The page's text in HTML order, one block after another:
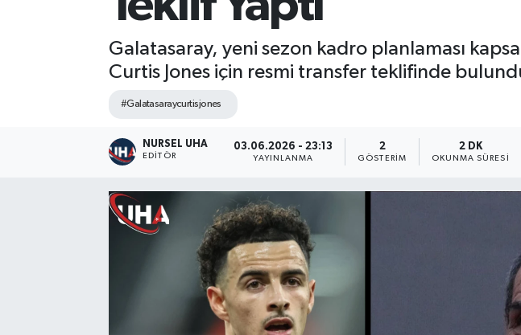
Galatasaray, yeni sezon kadro planlaması
Curtis Jones için resmi transfer teklifinde
#Galatasaraycurtisjones
NURSEL UHA
EDITÖR
03.06.2026 - 23:13
YAYINLANMA
2
GÖSTERIM
2 DK
OKUNMA SÜRESI
Tüm Manşetler
Son Dakika Haberleri